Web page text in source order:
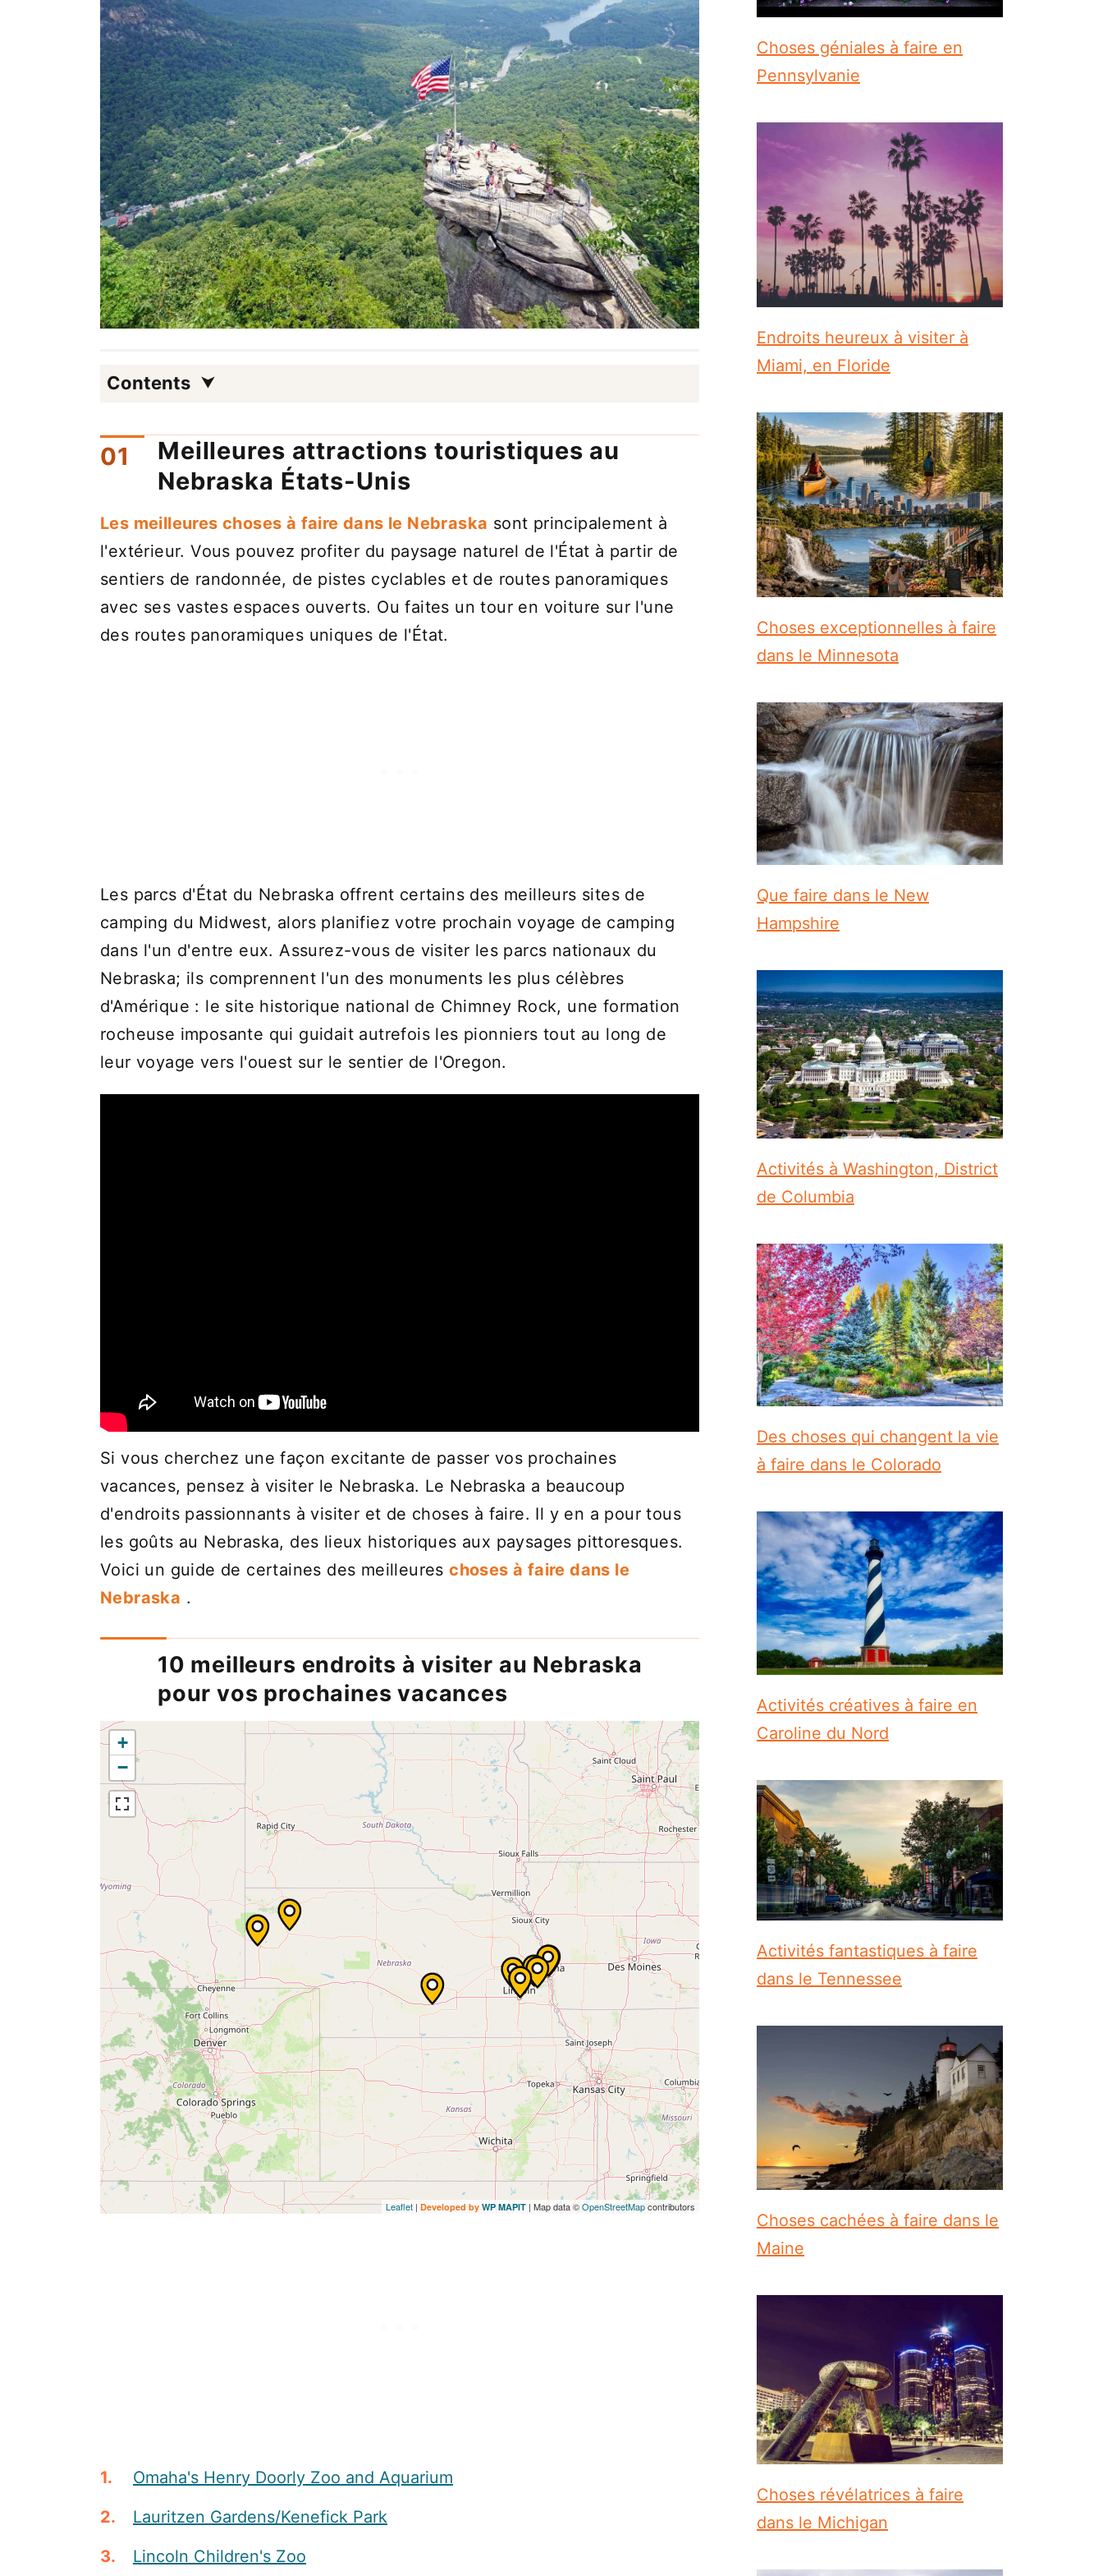
Contents
Meilleures attractions touristiques au
Nebraska États-Unis
Les meilleures choses à faire dans le Nebraska sont principalement à
l'extérieur. Vous pouvez profiter du paysage naturel de l'État à partir de
sentiers de randonnée, de pistes cyclables et de routes panoramiques
avec ses vastes espaces ouverts. Ou faites un tour en voiture sur l'une
des routes panoramiques uniques de l'État.
Les parcs d'État du Nebraska offrent certains des meilleurs sites de
camping du Midwest, alors planifiez votre prochain voyage de camping
dans l'un d'entre eux. Assurez-vous de visiter les parcs nationaux du
Nebraska; ils comprennent l'un des monuments les plus célèbres
d'Amérique : le site historique national de Chimney Rock, une formation
rocheuse imposante qui guidait autrefois les pionniers tout au long de
leur voyage vers l'ouest sur le sentier de l'Oregon.
Si vous cherchez une façon excitante de passer vos prochaines
vacances, pensez à visiter le Nebraska. Le Nebraska a beaucoup
d'endroits passionnants à visiter et de choses à faire. Il y en a pour tous
les goûts au Nebraska, des lieux historiques aux paysages pittoresques.
Voici un guide de certaines des meilleureschoses à faire dans le
Nebraska .
10 meilleurs endroits à visiter au Nebraska
pour vos prochaines vacances
+
−
Leaflet | Developed by WP MAPIT | Map data ©OpenStreetMapcontributors
Omaha's Henry Doorly Zoo and Aquarium
Lauritzen Gardens/Kenefick Park
Lincoln Children's Zoo
Choses géniales à faire en
Pennsylvanie
Endroits heureux à visiter à
Miami, en Floride
Choses exceptionnelles à faire
dans le Minnesota
Que faire dans le New
Hampshire
Activités à Washington, District
de Columbia
Des choses qui changent la vie
à faire dans le Colorado
Activités créatives à faire en
Caroline du Nord
Activités fantastiques à faire
dans le Tennessee
Choses cachées à faire dans le
Maine
Choses révélatrices à faire
dans le Michigan